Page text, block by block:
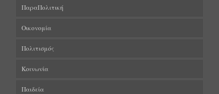
ΠαραΠολιτική
Οικονομία
Πολιτισμός
Κοινωνία
Παιδεία